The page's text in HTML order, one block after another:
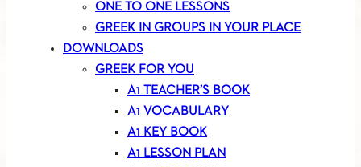
ONE TO ONE LESSONS
GREEK IN GROUPS IN YOUR PLACE
DOWNLOADS
GREEK FOR YOU
A1 TEACHER’S BOOK
A1 VOCABULARY
A1 KEY BOOK
A1 LESSON PLAN